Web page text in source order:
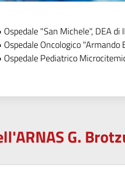
Ospedale "San Michele", DEA di
Ospedale Oncologico "Armando
Ospedale Pediatrico
G.